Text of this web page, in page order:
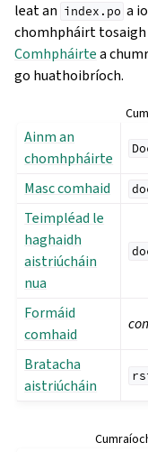
leat an index.po a
chomhpháirt tosaigh
Comhpháirtea
go huathoibríoch.
Ainm an
chomhpháirte
Masc comhaid
Teimpléad le
haghaidh
aistriúcháin
nua
Formáid
comhaid
Bratacha
aistriúcháin